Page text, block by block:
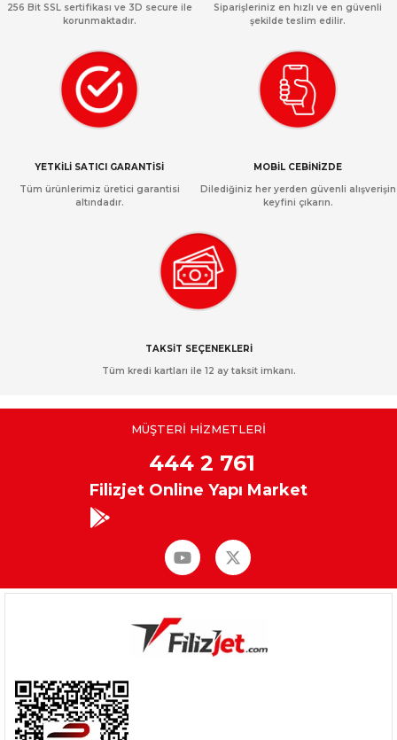
256 Bit SSL sertifikası ve 3D secure ile
korunmaktadır.
Siparişleriniz en hızlı ve en güvenli
şekilde teslim edilir.
YETKİLİ SATICI GARANTİSİ
Tüm ürünlerimiz üretici garantisi
altındadır.
MOBİL CEBİNİZDE
Dilediğiniz her yerden güvenli alışverişin
keyfini çıkarın.
TAKSİT SEÇENEKLERİ
Tüm kredi kartları ile 12 ay taksit imkanı.
MÜŞTERİ HİZMETLERİ
444 2 761
Filizjet Online Yapı Market